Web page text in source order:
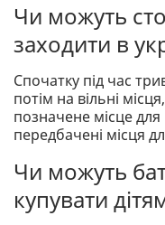
Чи можуть
заходити в
Спочатку під час
потім на вільні
позначене місце
передбачені місця
Чи можуть
купувати